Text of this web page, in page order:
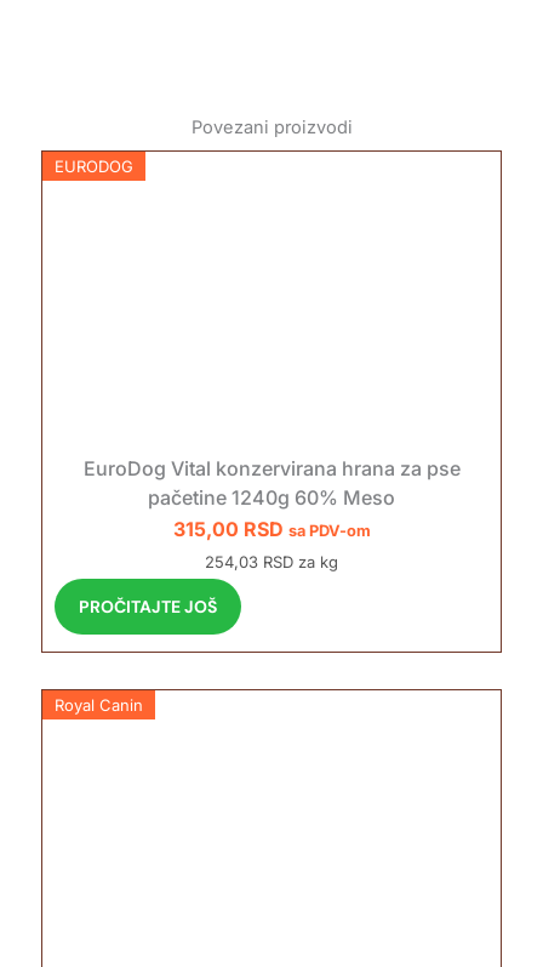
Povezani proizvodi
EURODOG
EuroDog Vital konzervirana hrana za pse
pačetine 1240g 60% Meso
315,00 RSD sa PDV-om
254,03 RSD za kg
PROČITAJTE JOŠ
Royal Canin